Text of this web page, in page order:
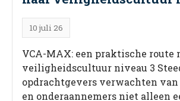
10 juli 26
VCA-MAX: een praktische route
veiligheidscultuur niveau 3
opdrachtgevers verwachten van
en onderaannemers niet alleen